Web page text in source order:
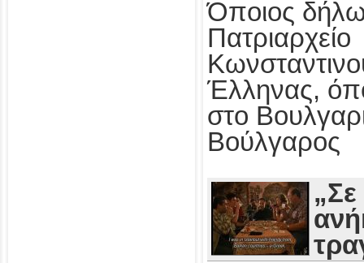
Όποιος
Πατριαρχείο
Έλληνας,
στο
Βούλγαρος